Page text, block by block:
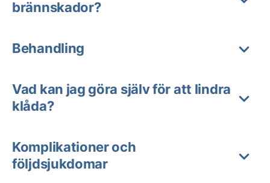
brännskador?
Behandling
Vad kan jag göra själv för att lindra
klåda?
Komplikationer och
följdsjukdomar